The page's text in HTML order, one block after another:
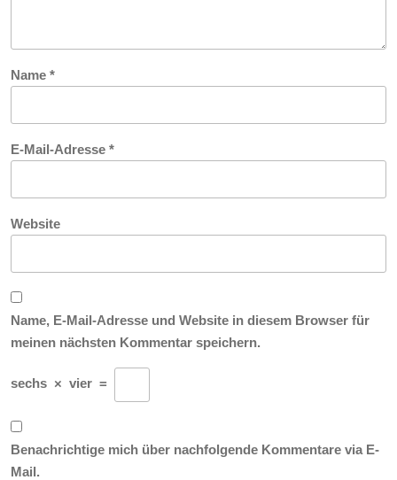
Name *
E-Mail-Adresse *
Website
Name, E-Mail-Adresse und Website in diesem Browser für
meinen nächsten Kommentar speichern.
sechs × vier =
Benachrichtige mich über nachfolgende Kommentare via E-
Mail.